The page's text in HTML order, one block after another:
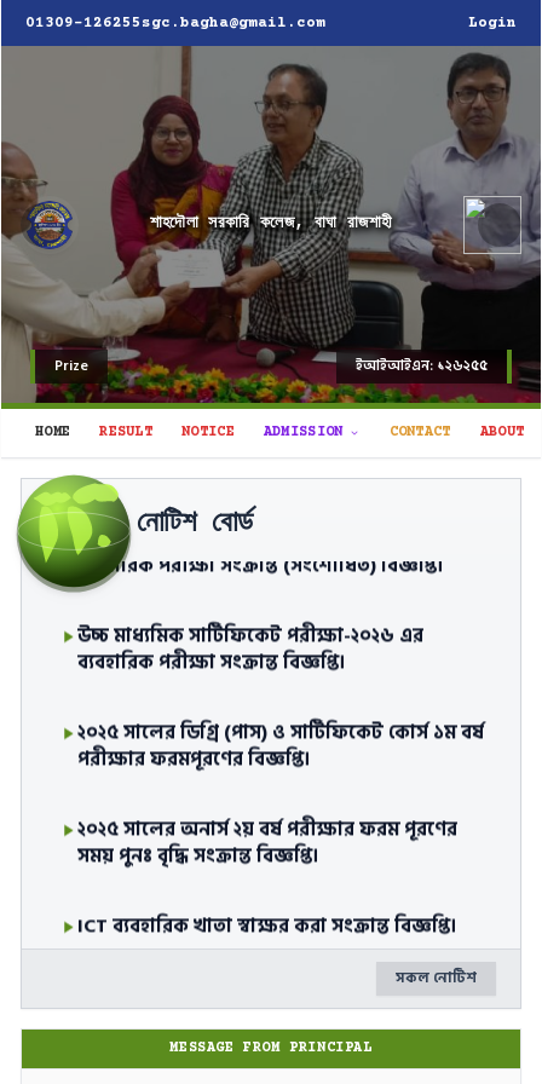
01309-126255 sgc.bagha@gmail.com Login
শাহদৌলা সরকারি কলেজ, বাঘা রাজশাহী
Prize ইআইআইএন: ১২৬২৫৫
HOME RESULT NOTICE ADMISSION CONTACT ABOUT
নোটিশ বোর্ড
উচ্চ মাধ্যমিক সার্টিফিকেট পরীক্ষা-২০২৬ এর
বাঘা-১/১২৬ (শাহদৌলা সরকারি কলেজ) কেন্দ্রের
ব্যবহারিক পরীক্ষা সংক্রান্ত (সংশোধিত) বিজ্ঞপ্তি।
উচ্চ মাধ্যমিক সার্টিফিকেট পরীক্ষা-২০২৬ এর
ব্যবহারিক পরীক্ষা সংক্রান্ত বিজ্ঞপ্তি।
২০২৫ সালের ডিগ্রি (পাস) ও সার্টিফিকেট কোর্স ১ম বর্ষ
পরীক্ষার ফরমপূরণের বিজ্ঞপ্তি।
২০২৫ সালের অনার্স ২য় বর্ষ পরীক্ষার ফরম পূরণের
সময় পুনঃ বৃদ্ধি সংক্রান্ত বিজ্ঞপ্তি।
ICT ব্যবহারিক খাতা স্বাক্ষর করা সংক্রান্ত বিজ্ঞপ্তি।
২০২৫-২০২৬ শিক্ষাবর্ষে দ্বাদশ শ্রেণিতে অনলাইনে
ভর্তিকৃত শিক্ষার্থীদরে অনলাইন ইটিসি/বিটিসি,
বিষয়, গ্রুপ এবং ভর্তি বাতিল কার্যক্রম প্রসঙ্গে।
সকল নোটিশ
MESSAGE FROM PRINCIPAL